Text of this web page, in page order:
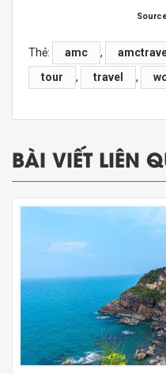
Thẻ: amc ,
tour
, travel ,
BÀI VIẾT LIÊN